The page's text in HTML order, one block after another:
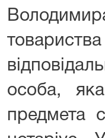
особа,
предмета